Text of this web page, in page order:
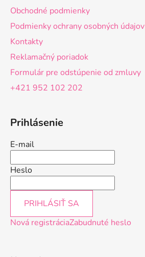
Obchodné podmienky
Podmienky ochrany osobných údajov
Kontakty
Reklamačný poriadok
Formulár pre odstúpenie od zmluvy
+421 952 102 202
Prihlásenie
E-mail
Heslo
PRIHLÁSIŤ SA
Nová registráciaZabudnuté heslo